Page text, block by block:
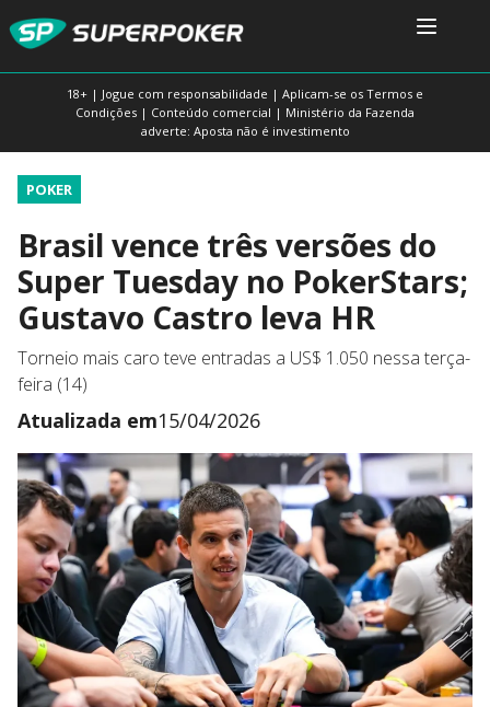
18+ | Jogue com responsabilidade | Aplicam-se os Termos e
Condições | Conteúdo comercial | Ministério da Fazenda
adverte: Aposta não é investimento
POKER
Brasil vence três versões do
Super Tuesday no PokerStars;
Gustavo Castro leva HR
Torneio mais caro teve entradas a US$ 1.050 nessa terça-
feira (14)
Atualizada em15/04/2026